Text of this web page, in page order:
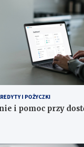
I POŻYCZKI
i pomoc przy